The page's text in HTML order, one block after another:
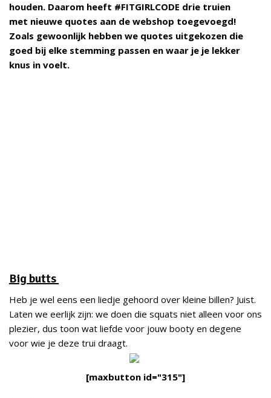
houden. Daarom heeft #FITGIRLCODE drie truien
met nieuwe quotes aan de webshop toegevoegd!
Zoals gewoonlijk hebben we quotes uitgekozen die
goed bij elke stemming passen en waar je je lekker
knus in voelt.
Big butts
Heb je wel eens een liedje gehoord over kleine billen? Juist.
Laten we eerlijk zijn: we doen die squats niet alleen voor ons
plezier, dus toon wat liefde voor jouw booty en degene
voor wie je deze trui draagt.
[maxbutton id="315"]